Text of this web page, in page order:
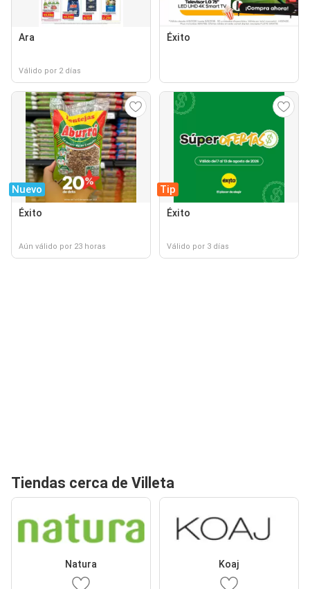
Ara
Válido por 2 días
Éxito
Nuevo
Éxito
Aún válido por 23 horas
Tip
Éxito
Válido por 3 días
Tiendas cerca de Villeta
Natura Koaj